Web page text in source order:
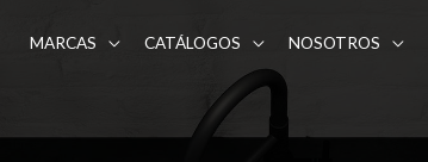
MARCAS CATÁLOGOS NOSOTROS